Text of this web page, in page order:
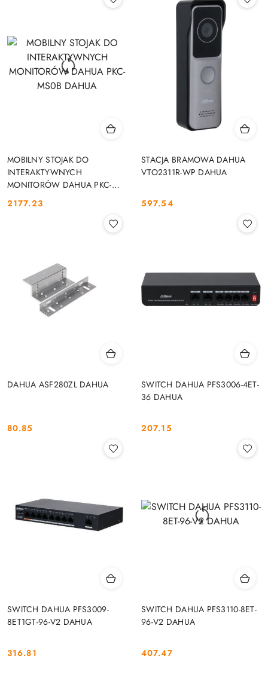
MOBILNY STOJAK DO
INTERAKTYWNYCH
MONITORÓW DAHUA PKC-
MS0B DAHUA
Cena:
2177.23
STACJA BRAMOWA DAHUA
VTO2311R-WP DAHUA
Cena:
597.54
DAHUA ASF280ZL DAHUA
Cena:
80.85
SWITCH DAHUA PFS3006-4ET-
36 DAHUA
Cena:
207.15
SWITCH DAHUA PFS3009-
8ET1GT-96-V2 DAHUA
Cena:
316.81
SWITCH DAHUA PFS3110-8ET-
96-V2 DAHUA
Cena:
407.47